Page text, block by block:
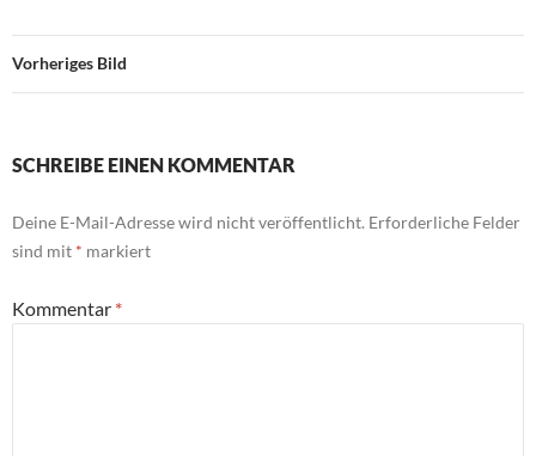
Vorheriges Bild
SCHREIBE EINEN KOMMENTAR
Deine E-Mail-Adresse wird nicht veröffentlicht. Erforderliche Felder
sind mit * markiert
Kommentar *